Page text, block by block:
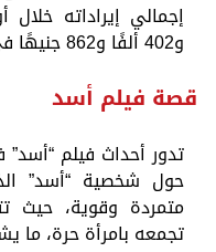
و402 ألفًا و862 جنيهًا في شباك التذاكر.
قصة فيلم أسد
تدور أحداث فيلم
حول شخصية “أسد”
متمردة وقوية، حيث
تجمعه بامرأة حرة، ما